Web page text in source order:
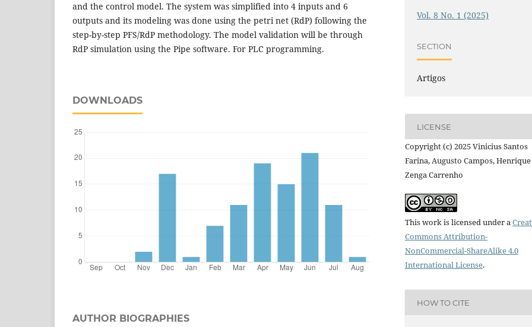
and the control model. The system was simplified into 4 inputs and 6
outputs and its modeling was done using the petri net (RdP) following the
step-by-step PFS/RdP methodology. The model validation will be through
RdP simulation using the Pipe software. For PLC programming.
DOWNLOADS
AUTHOR BIOGRAPHIES
Vol. 8 No. 1 (2025)
SECTION
Artigos
LICENSE
Copyright (c) 2025 Vinicius Santos
Farina, Augusto Campos, Henrique
Zenga Carrenho
This work is licensed under a
Commons Attribution-
NonCommercial-ShareAlike 4.0
International License.
HOW TO CITE